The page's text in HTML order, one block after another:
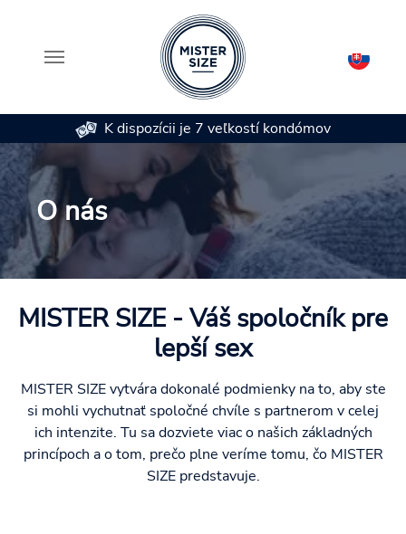
Skip to main content
K dispozícii je 7 veľkostí kondómov
O nás
MISTER SIZE - Váš spoločník pre
lepší sex
MISTER SIZE vytvára dokonalé podmienky na to, aby ste
si mohli vychutnať spoločné chvíle s partnerom v celej
ich intenzite. Tu sa dozviete viac o našich základných
princípoch a o tom, prečo plne veríme tomu, čo MISTER
SIZE predstavuje.